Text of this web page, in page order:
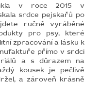
v roce 2015 v
srdce pejskařů po
ručně vyráběné
pro psy, které
zpracování a lásku k
přímo v srdci
a s důrazem na
kousek je pečlivě
a zároveň krásně